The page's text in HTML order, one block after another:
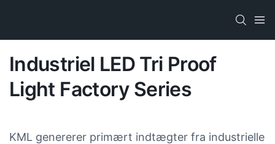
Industriel LED Tri Proof
Light Factory Series
KML genererer primært indtægter fra industrielle